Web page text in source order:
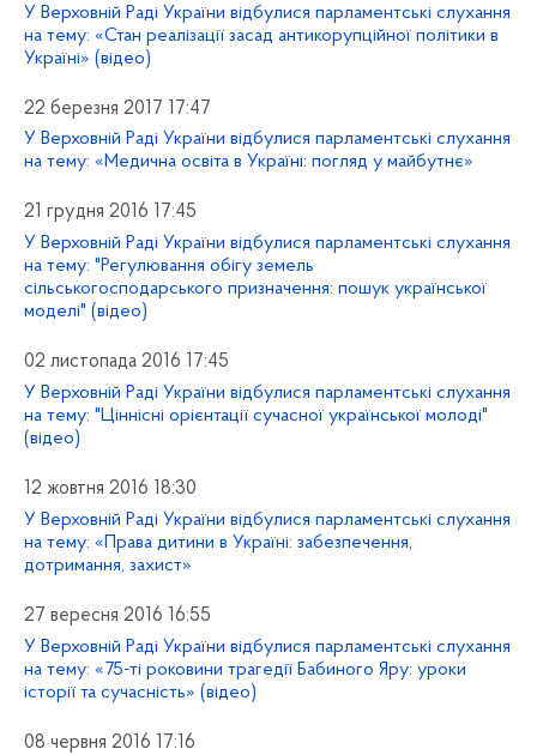
У Верховній Раді України відбулися парламентські слухання
на тему: «Стан реалізації засад антикорупційної політики в
Україні» (відео)
22 березня 2017 17:47
У Верховній Раді України відбулися парламентські слухання
на тему: «Медична освіта в Україні: погляд у майбутнє»
21 грудня 2016 17:45
У Верховній Раді України відбулися парламентські слухання
на тему: "Регулювання обігу земель
сільськогосподарського призначення: пошук української
моделі" (відео)
02 листопада 2016 17:45
У Верховній Раді України відбулися парламентські слухання
на тему: "Ціннісні орієнтації сучасної української молоді"
(відео)
12 жовтня 2016 18:30
У Верховній Раді України відбулися парламентські слухання
на тему: «Права дитини в Україні: забезпечення,
дотримання, захист»
27 вересня 2016 16:55
У Верховній Раді України відбулися парламентські слухання
на тему: «75-ті роковини трагедії Бабиного Яру: уроки
історії та сучасність» (відео)
08 червня 2016 17:16